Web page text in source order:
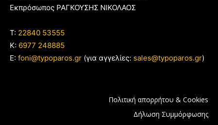
Εκπρόσωπος ΡΑΓΚΟΥΣΗΣ ΝΙΚΟΛΑΟΣ
T: 22840 53555
Κ: 6977 248885
E: foni@typoparos.gr (για αγγελίες: sales@typoparos.gr)
Πολιτική απορρήτου & Cookies
Δήλωση Συμμόρφωσης